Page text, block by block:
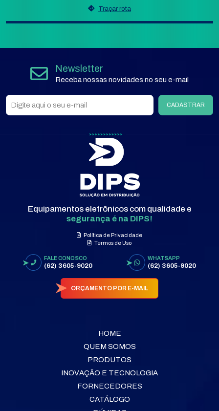
Traçar rota
Newsletter
Receba nossas novidades no seu e-mail
CADASTRAR
Equipamentos eletrônicos com qualidade e
segurança é na DIPS!
Política de Privacidade
Termos de Uso
FALE CONOSCO
(62) 3605-9020
WHATSAPP
(62) 3605-9020
ORÇAMENTO POR E-MAIL
HOME
QUEM SOMOS
PRODUTOS
INOVAÇÃO E TECNOLOGIA
FORNECEDORES
CATÁLOGO